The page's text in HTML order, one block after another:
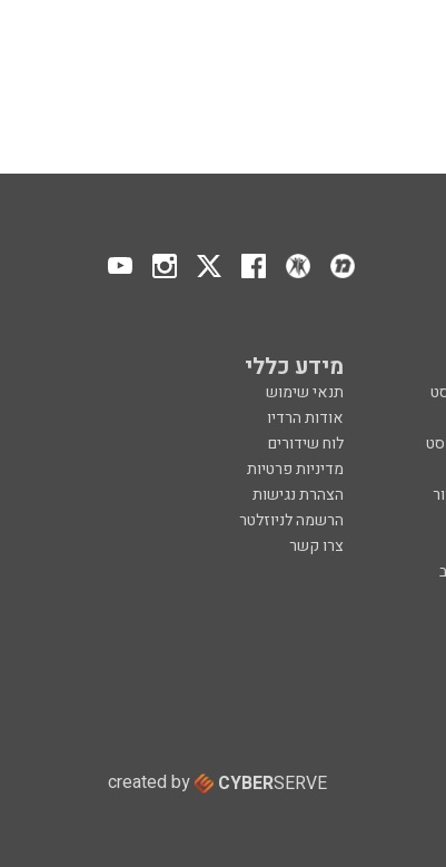
מידע כללי
תנאי שימוש
אודות הרדיו
לוח שידורים
מדיניות פרטיות
הצהרת נגישות
הרשמה לניוזלטר
צרו קשר
created by CYBERSERVE